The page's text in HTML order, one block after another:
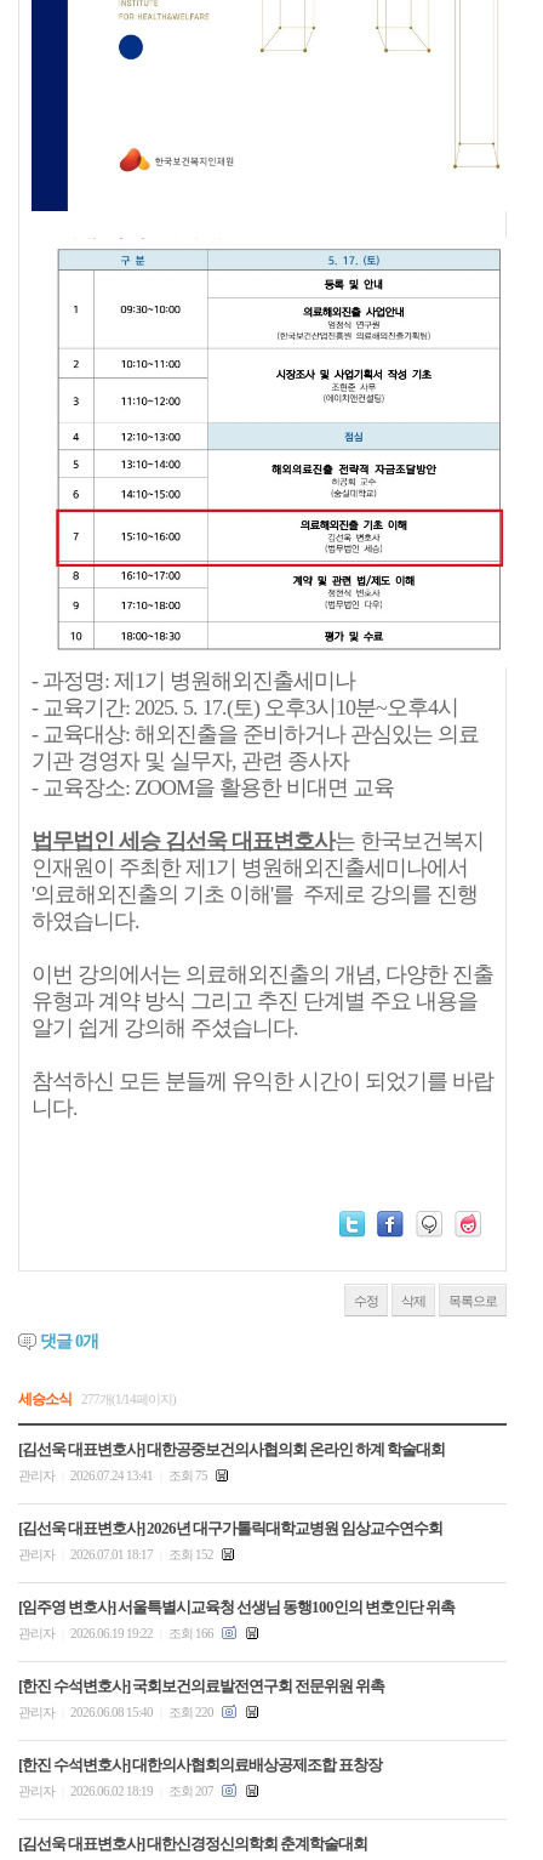
- 과정명: 제1기 병원해외진출세미나
- 교육기간: 2025. 5. 17.(토) 오후3시10분~오후4시
- 교육대상: 해외진출을 준비하거나 관심있는 의료
기관 경영자 및 실무자, 관련 종사자
- 교육장소: ZOOM을 활용한 비대면 교육
법무법인 세승 김선욱 대표변호사는 한국보건복지
인재원이 주최한 제1기 병원해외진출세미나에서
'의료해외진출의 기초 이해'를 주제로 강의를 진행
하였습니다.
이번 강의에서는 의료해외진출의 개념, 다양한 진출
유형과 계약 방식 그리고 추진 단계별 주요 내용을
알기 쉽게 강의해 주셨습니다.
참석하신 모든 분들께 유익한 시간이 되었기를 바랍
니다.
수정 삭제 목록으로
댓글0개
세승소식 277개(1/14페이지)
[김선욱 대표변호사] 대한공중보건의사협의회 온라인 하계 학술대회
관리자 2026.07.24 13:41 조회 75
[김선욱 대표변호사] 2026년 대구가톨릭대학교병원 임상교수연수회
관리자 2026.07.01 18:17 조회 152
[임주영 변호사] 서울특별시교육청 선생님 동행100인의 변호인단 위촉
관리자 2026.06.19 19:22 조회 166
[한진 수석변호사] 국회보건의료발전연구회 전문위원 위촉
관리자 2026.06.08 15:40 조회 220
[한진 수석변호사] 대한의사협회의료배상공제조합 표창장
관리자 2026.06.02 18:19 조회 207
[김선욱 대표변호사] 대한신경정신의학회 춘계학술대회